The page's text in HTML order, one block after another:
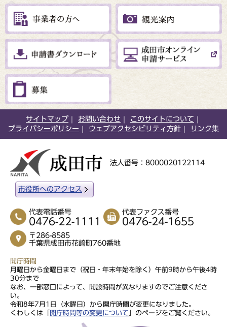
サイトマップ お問い合わせ
このサイトについて
プライバシーポリシー
ウェブアクセシビリティ方針 リンク集
法人番号：8000020122114
市役所へのアクセス
代表電話番号
0476-22-1111
代表ファクス番号
0476-24-1655
〒286-8585
千葉県成田市花崎町760番地
開庁時間
月曜日から金曜日まで（祝日・年末年始を除く）午前9時から午後4時
30分まで
なお、一部窓口によって、開設時間が異なりますのでご注意くださ
い。
令和8年7月1日（水曜日）から開庁時間が変更になりました。
くわしくは「
開庁時間等の変更について 」のページをご覧ください。